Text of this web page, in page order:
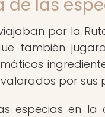
de las
por la
también
por sus
especias en